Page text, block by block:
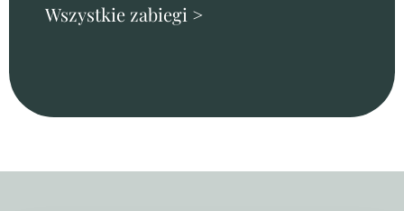
Wszystkie zabiegi >